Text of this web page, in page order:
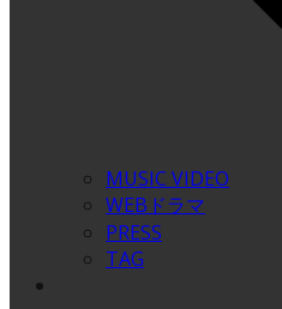
MUSIC VIDEO
WEBドラマ
PRESS
TAG